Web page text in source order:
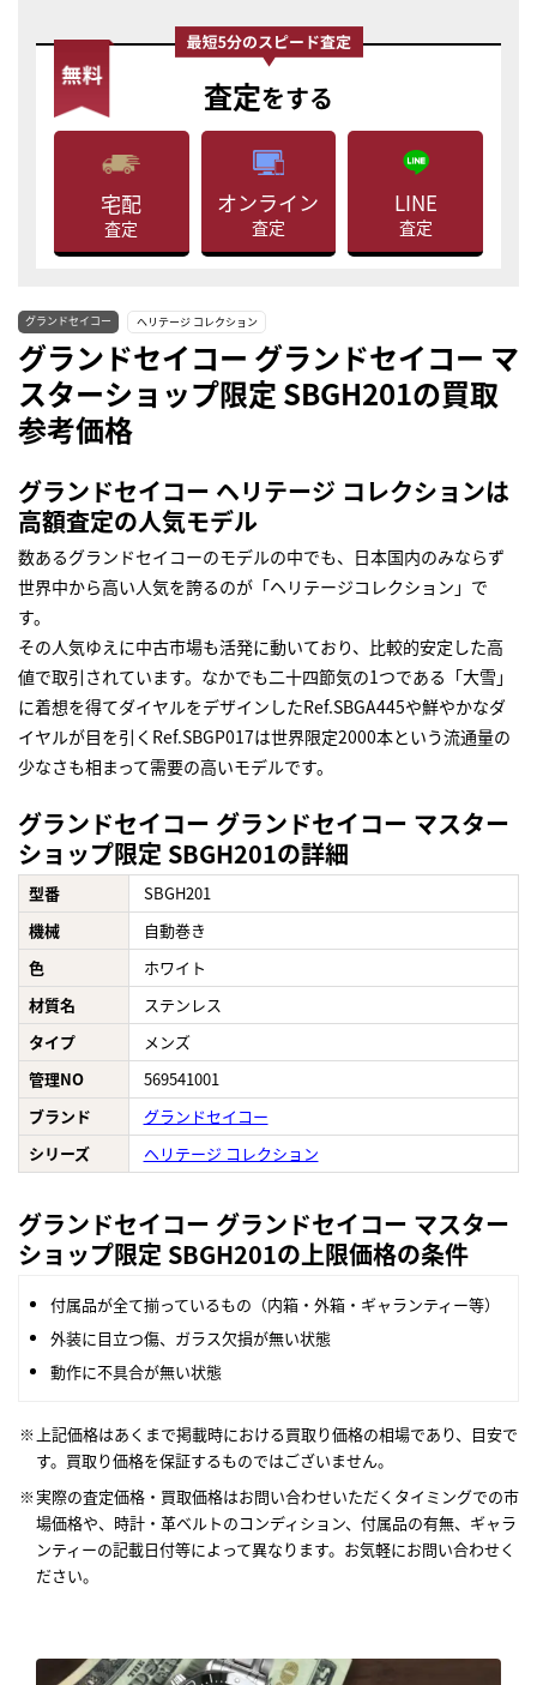
査定をする
宅配
査定
オンライン
査定
LINE
査定
グランドセイコー ヘリテージ コレクション
グランドセイコー グランドセイコー マ
スターショップ限定 SBGH201の買取
参考価格
グランドセイコー ヘリテージ コレクションは
高額査定の人気モデル
数あるグランドセイコーのモデルの中でも、日本国内のみならず
世界中から高い人気を誇るのが「ヘリテージコレクション」で
す。
その人気ゆえに中古市場も活発に動いており、比較的安定した高
値で取引されています。なかでも二十四節気の1つである「大雪」
に着想を得てダイヤルをデザインしたRef.SBGA445や鮮やかなダ
イヤルが目を引くRef.SBGP017は世界限定2000本という流通量の
少なさも相まって需要の高いモデルです。
グランドセイコー グランドセイコー マスター
ショップ限定 SBGH201の詳細
型番
SBGH201
機械
自動巻き
色
ホワイト
材質名
ステンレス
タイプ
メンズ
管理NO
569541001
ブランド
グランドセイコー
シリーズ
ヘリテージ コレクション
グランドセイコー グランドセイコー マスター
ショップ限定 SBGH201の上限価格の条件
付属品が全て揃っているもの（内箱・外箱・ギャランティー等）
外装に目立つ傷、ガラス欠損が無い状態
動作に不具合が無い状態
上記価格はあくまで掲載時における買取り価格の相場であり、目安で
す。買取り価格を保証するものではございません。
実際の査定価格・買取価格はお問い合わせいただくタイミングでの市
場価格や、時計・革ベルトのコンディション、付属品の有無、ギャラ
ンティーの記載日付等によって異なります。お気軽にお問い合わせく
ださい。